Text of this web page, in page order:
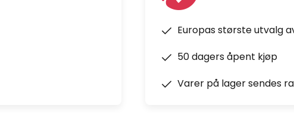
Europas største utvalg
50 dagers åpent kjøp
Varer på lager sendes